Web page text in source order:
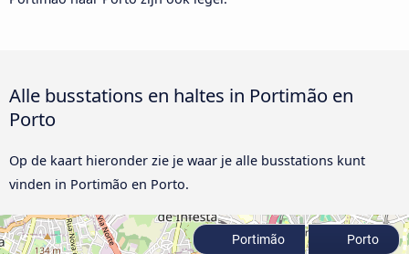
Alle busstations en haltes in Portimão en
Porto
Op de kaart hieronder zie je waar je alle busstations kunt
vinden in Portimão en Porto.
Portimão Porto